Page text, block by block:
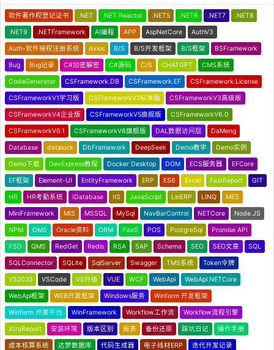
软件著作权登记证书 .NET .NET Reactor .NET5 .NET6 .NET7 .NET8
.NET9 .NETFramework AI编程 APP AspNetCore AuthV3
Auth-软件授权注册系统 Axios B/S B/S开发框架 B/S框架 BSFramework
Bug Bug记录 C#加密解密 C#源码 C/S CHATGPT CMS系统
CodeGenerator CSFramework.DB CSFramework.EF CSFramework.License
CSFrameworkV1学习版 CSFrameworkV2标准版 CSFrameworkV3高级版
CSFrameworkV4企业版 CSFrameworkV5旗舰版 CSFrameworkV6.0
CSFrameworkV6.1 CSFrameworkV6旗舰版 DAL数据访问层 DaMeng
Database datalock DbFramework DeepSeek Demo教学 Demo实例
Demo下载 DevExpress教程 Docker Desktop DOM ECS服务器 EFCore
EF框架 Element-UI EntityFramework ERP ES6 Excel FastReport GIT
HR HR考勤系统 IDatabase IIS JavaScript LinERP LINQ MES
MiniFramework MIS MSSQL MySql NavBarControl NETCore Node.JS
NPM OMS Oracle资料 ORM PaaS POS PostgreSql Promise API
PSD QMS RedGet Redis RSA SAP Schema SEO SEO文章 SQL
SQLConnector SQLite SqlServer Swagger TMS系统 Token令牌
VS2022 VSCode VS升级 VUE WCF WebApi WebApi NETCore
WebApi框架 WEB开发框架 Windows服务 Winform 开发框架
Winform 开发平台 WinFramework Workflow工作流 Workflow流程引擎
XtraReport 安装环境 版本区别 报表 备份还原 踩坑日记 操作手册
成本核算系统 达梦数据库 代码生成器 电子线材ERP 迭代开发记录